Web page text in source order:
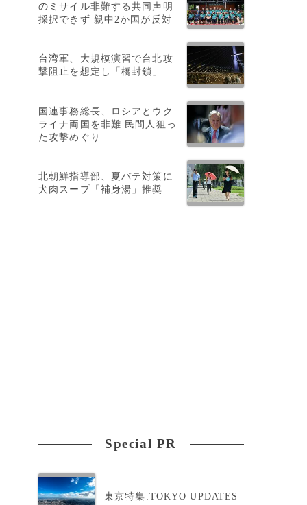
のミサイル非難する共同声明
採択できず 親中2か国が反対
台湾軍、大規模演習で台北攻
撃阻止を想定し「橋封鎖」
国連事務総長、ロシアとウク
ライナ両国を非難 民間人狙っ
た攻撃めぐり
北朝鮮指導部、夏バテ対策に
犬肉スープ「補身湯」推奨
Special PR
東京特集:TOKYO UPDATES